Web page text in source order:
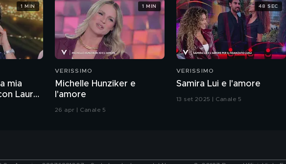
mia
Laura
1 MIN
VERISSIMO
Michelle Hunziker e
l'amore
26 apr | Canale 5
1 MIN
VERISSIMO
Samira Lui e l'amore
13 set 2025 | Canale 5
48 SEC